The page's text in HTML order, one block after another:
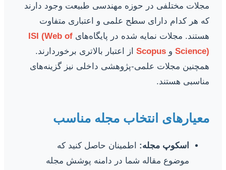
مجلات مختلفی در حوزه مهندسی طبیعت وجود دارند
که هر کدام دارای سطح علمی و اعتباری متفاوت
هستند. مجلات نمایه شده در پایگاه‌های ISI (Web of
Science) و Scopus از اعتبار بالاتری برخوردارند.
همچنین مجلات علمی-پژوهشی داخلی نیز گزینه‌های
مناسبی هستند.
معیارهای انتخاب مجله مناسب
اسکوپ مجله: اطمینان حاصل کنید که
موضوع مقاله شما در دامنه پوشش مجله